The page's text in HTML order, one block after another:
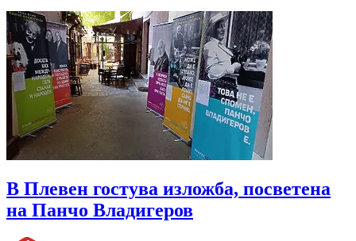
В Плевен гостува изложба, посветена
на Панчо Владигеров